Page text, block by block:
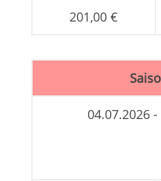
201,00 €
04.07.2026